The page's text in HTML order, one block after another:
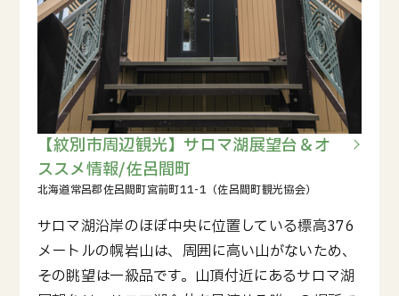
【紋別市周辺観光】サロマ湖展望台＆オ
ススメ情報/佐呂間町
サロマ湖沿岸のほぼ中央に位置している標高376
メートルの幌岩山は、周囲に高い山がないため、
その眺望は一級品です。山頂付近にあるサロマ湖